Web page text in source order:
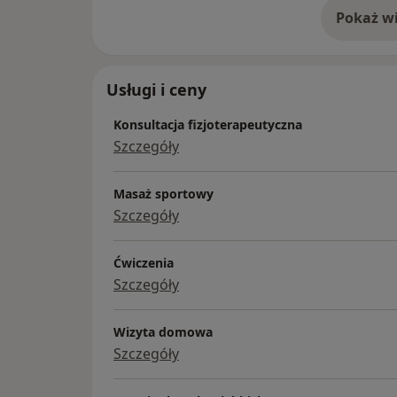
Zajmuję się głównie terapią manualną
przywracaniem zdrowia i sprawności
nadwrażliwego, refluksem, zgagą.
Zajmuję się także mniej kojarzonymi z
menstruacyjne, bóle głowy, bruksizm.
Pokaż o
Usługi i ceny
Konsultacja fizjoterapeutyczna
Szczegóły
Masaż sportowy
Szczegóły
Ćwiczenia
Szczegóły
Wizyta domowa
Szczegóły